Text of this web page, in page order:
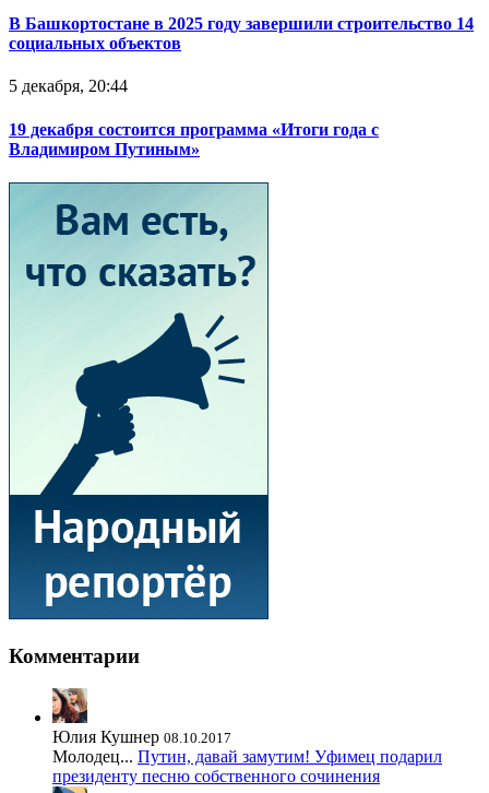
В Башкортостане в 2025 году завершили строительство 14
социальных объектов
5 декабря, 20:44
19 декабря состоится программа «Итоги года с
Владимиром Путиным»
Комментарии
Юлия Кушнер 08.10.2017
Молодец... Путин, давай замутим! Уфимец подарил
президенту песню собственного сочинения